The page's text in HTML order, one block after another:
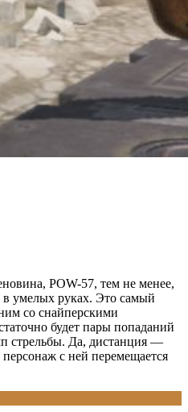
POW-57, тем не менее,
в умелых руках. Это самый
со снайперскими
будет пары попаданий
стрельбы. Да, дистанция —
с ней перемещается